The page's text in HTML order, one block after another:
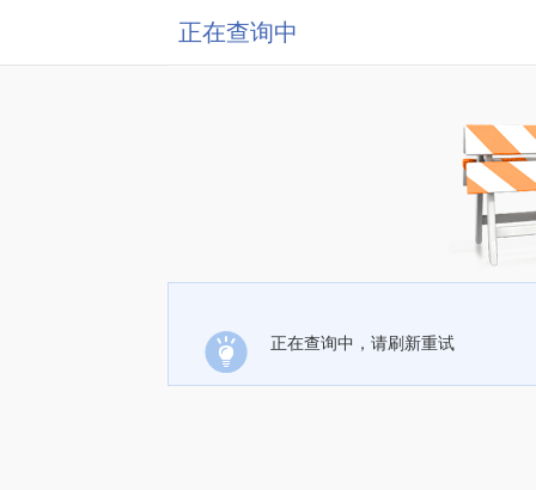
正在查询中
正在查询中，请刷新重试